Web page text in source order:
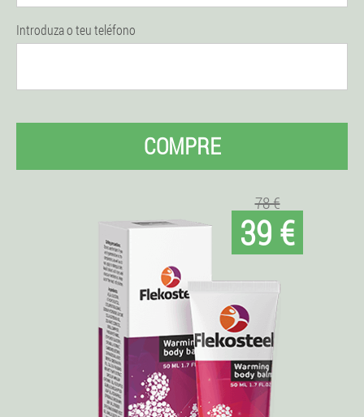
Introduza o teu teléfono
COMPRE
78 €
39 €